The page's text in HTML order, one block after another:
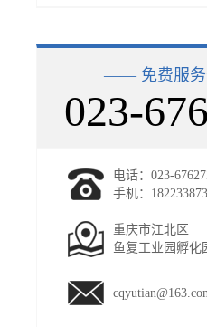
—— 免费服
023-
电话：023-
手机：
重庆市江北区
鱼复工业园孵化